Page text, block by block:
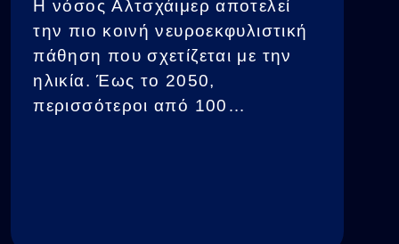
Η νόσος Αλτσχάιμερ αποτελεί
την πιο κοινή νευροεκφυλιστική
πάθηση που σχετίζεται με την
ηλικία. Έως το 2050,
περισσότεροι από 100